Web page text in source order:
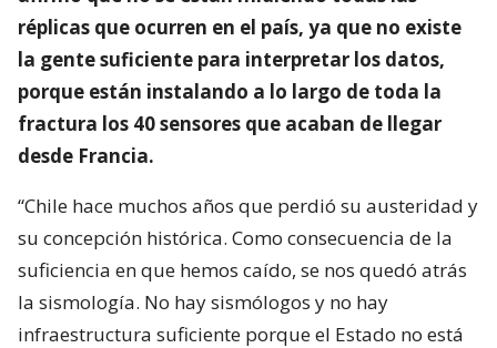
réplicas que ocurren en el país, ya que no existe
la gente suficiente para interpretar los datos,
porque están instalando a lo largo de toda la
fractura los 40 sensores que acaban de llegar
desde Francia.
“Chile hace muchos años que perdió su austeridad y
su concepción histórica. Como consecuencia de la
suficiencia en que hemos caído, se nos quedó atrás
la sismología. No hay sismólogos y no hay
infraestructura suficiente porque el Estado no está